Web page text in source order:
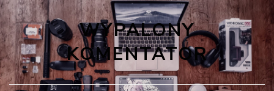
WYPALONY
KOMENTATOR